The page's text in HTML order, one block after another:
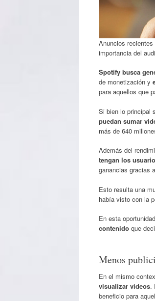
Anuncios
importancia del
Spotify busca
de monetización y
para aquellos que
Si bien lo principal
puedan sumar
más de 640
Además del
tengan los
ganancias gracias
Esto resulta una
había visto con la
En esta
contenido que
Menos
En el mismo
visualizar videos.
beneficio para